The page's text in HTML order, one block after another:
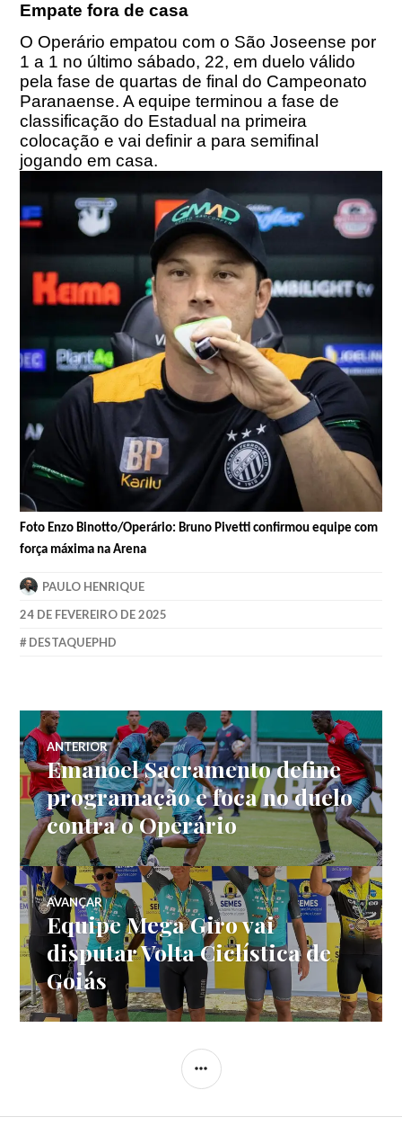
Empate fora de casa
O Operário empatou com o São Joseense por
1 a 1 no último sábado, 22, em duelo válido
pela fase de quartas de final do Campeonato
Paranaense. A equipe terminou a fase de
classificação do Estadual na primeira
colocação e vai definir a para semifinal
jogando em casa.
Foto Enzo Binotto/Operário: Bruno Pivetti confirmou equipe com
força máxima na Arena
PAULO HENRIQUE
24 DE FEVEREIRO DE 2025
DESTAQUEPHD
ANTERIOR
Emanoel Sacramento define
programação e foca no duelo
contra o Operário
AVANÇAR
Equipe Mega Giro vai
disputar Volta Ciclística de
Goiás